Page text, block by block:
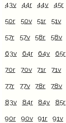
43v 44r 44v 45r
50r 50v 51r 51v
57r 57v 58r 58v
63v 64r 64v 65r
70r 70v 71r 71v
77r 77v 78r 78v
83v 84r 84v 85r
90r 90v 91r 91v